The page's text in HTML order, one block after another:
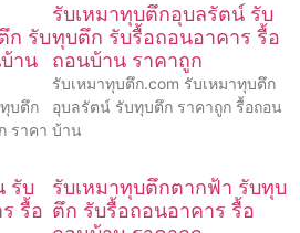
ก รับ
าน
บตึก
ราคา
รับเหมาทุบตึกอุบลรัตน์ รับ
ทุบตึก รับรื้อถอนอาคาร รื้อ
ถอนบ้าน ราคาถูก
รับเหมาทุบตึก.com รับเหมาทุบตึก
อุบลรัตน์ รับทุบตึก ราคาถูก รื้อถอน
บ้าน
รับ
รื้อ
รับเหมาทุบตึกตากฟ้า รับทุบ
ตึก รับรื้อถอนอาคาร รื้อ